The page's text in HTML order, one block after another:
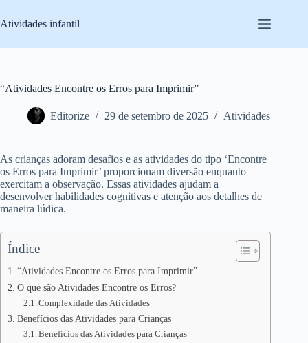
para
o
Atividades infantil
“Atividades Encontre os Erros para Imprimir”
Editorize 29 de setembro de 2025 Atividades
As crianças adoram desafios e as atividades do tipo ‘Encontre
os Erros para Imprimir’ proporcionam diversão enquanto
exercitam a observação. Essas atividades ajudam a
desenvolver habilidades cognitivas e atenção aos detalhes de
maneira lúdica.
Índice
“Atividades Encontre os Erros para Imprimir”
O que são Atividades Encontre os Erros?
Complexidade das Atividades
Benefícios das Atividades para Crianças
Benefícios das Atividades para Crianças